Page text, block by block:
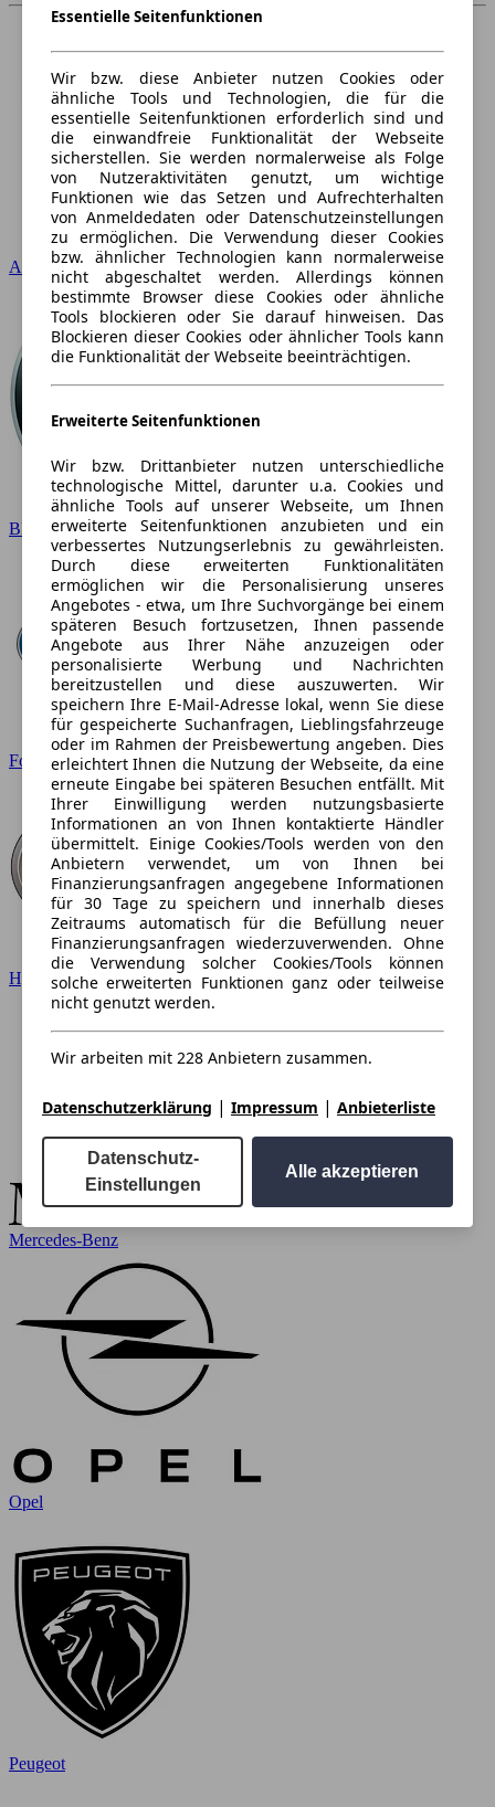
Audi
BMW
Ford
Hyundai
Mercedes-Benz
Opel
Peugeot
Essentielle Seitenfunktionen
Wir bzw. diese Anbieter nutzen Cookies oder
ähnliche Tools und Technologien, die für die
essentielle Seitenfunktionen erforderlich sind und
die einwandfreie Funktionalität der Webseite
sicherstellen. Sie werden normalerweise als Folge
von Nutzeraktivitäten genutzt, um wichtige
Funktionen wie das Setzen und Aufrechterhalten
von Anmeldedaten oder Datenschutzeinstellungen
zu ermöglichen. Die Verwendung dieser Cookies
bzw. ähnlicher Technologien kann normalerweise
nicht abgeschaltet werden. Allerdings können
bestimmte Browser diese Cookies oder ähnliche
Tools blockieren oder Sie darauf hinweisen. Das
Blockieren dieser Cookies oder ähnlicher Tools kann
die Funktionalität der Webseite beeinträchtigen.
Erweiterte Seitenfunktionen
Wir bzw. Drittanbieter nutzen unterschiedliche
technologische Mittel, darunter u.a. Cookies und
ähnliche Tools auf unserer Webseite, um Ihnen
erweiterte Seitenfunktionen anzubieten und ein
verbessertes Nutzungserlebnis zu gewährleisten.
Durch diese erweiterten Funktionalitäten
ermöglichen wir die Personalisierung unseres
Angebotes - etwa, um Ihre Suchvorgänge bei einem
späteren Besuch fortzusetzen, Ihnen passende
Angebote aus Ihrer Nähe anzuzeigen oder
personalisierte Werbung und Nachrichten
bereitzustellen und diese auszuwerten. Wir
speichern Ihre E-Mail-Adresse lokal, wenn Sie diese
für gespeicherte Suchanfragen, Lieblingsfahrzeuge
oder im Rahmen der Preisbewertung angeben. Dies
erleichtert Ihnen die Nutzung der Webseite, da eine
erneute Eingabe bei späteren Besuchen entfällt. Mit
Ihrer Einwilligung werden nutzungsbasierte
Informationen an von Ihnen kontaktierte Händler
übermittelt. Einige Cookies/Tools werden von den
Anbietern verwendet, um von Ihnen bei
Finanzierungsanfragen angegebene Informationen
für 30 Tage zu speichern und innerhalb dieses
Zeitraums automatisch für die Befüllung neuer
Finanzierungsanfragen wiederzuverwenden. Ohne
die Verwendung solcher Cookies/Tools können
solche erweiterten Funktionen ganz oder teilweise
nicht genutzt werden.
Wir arbeiten mit 228 Anbietern zusammen.
Datenschutzerklärung | Impressum | Anbieterliste
Datenschutz-
Einstellungen
Alle akzeptieren